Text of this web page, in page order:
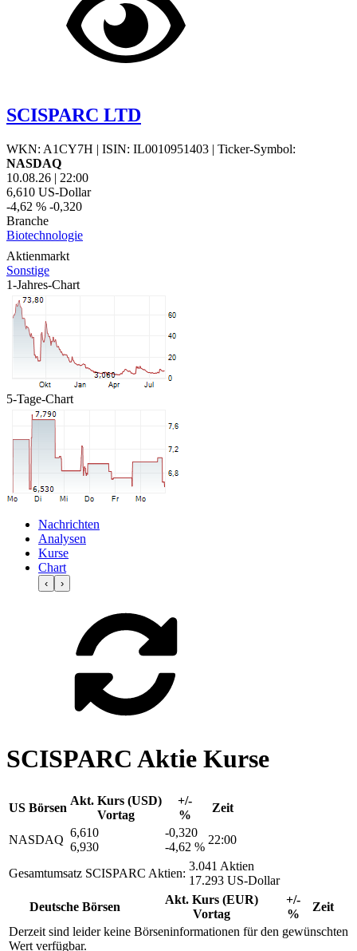
SCISPARC LTD
WKN: A1CY7H | ISIN: IL0010951403 | Ticker-Symbol:
NASDAQ
10.08.26 | 22:00
6,610 US-Dollar
-4,62 % -0,320
Branche
Biotechnologie
Aktienmarkt
Sonstige
1-Jahres-Chart
5-Tage-Chart
Nachrichten
Analysen
Kurse
Chart
‹ ›
SCISPARC Aktie Kurse
US Börsen
Akt. Kurs (USD)
Vortag
+/-
%
Zeit
NASDAQ
6,610
6,930
-0,320
-4,62 %
22:00
Gesamtumsatz SCISPARC Aktien:
3.041 Aktien
17.293 US-Dollar
Deutsche Börsen
Akt. Kurs (EUR)
Vortag
+/-
%
Zeit
Derzeit sind leider keine Börseninformationen für den gewünschten
Wert verfügbar.